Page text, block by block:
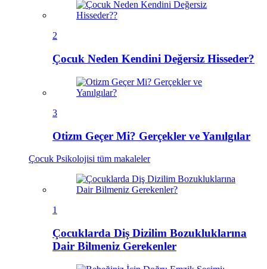
2
Çocuk Neden Kendini Değersiz Hisseder?
3
Otizm Geçer Mi? Gerçekler ve Yanılgılar
Çocuk Psikolojisi tüm makaleler
1
Çocuklarda Diş Dizilim Bozukluklarına
Dair Bilmeniz Gerekenler